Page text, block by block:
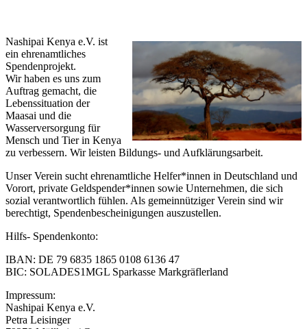
Nashipai Kenya e.V. ist
ein ehrenamtliches
Spendenprojekt.
Wir haben es uns zum
Auftrag gemacht, die
Lebenssituation der
Maasai und die
Wasserversorgung für
Mensch und Tier in Kenya
zu verbessern. Wir leisten Bildungs- und Aufklärungsarbeit.
Unser Verein sucht ehrenamtliche Helfer*innen in Deutschland und
Vorort, private Geldspender*innen sowie Unternehmen, die sich
sozial verantwortlich fühlen. Als gemeinnütziger Verein sind wir
berechtigt, Spendenbescheinigungen auszustellen.
Hilfs- Spendenkonto:
IBAN: DE 79 6835 1865 0108 6136 47
BIC: SOLADES1MGL Sparkasse Markgräflerland
Impressum:
Nashipai Kenya e.V.
Petra Leisinger